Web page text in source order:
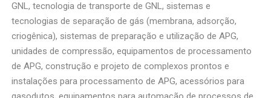
GNL, tecnologia de transporte de GNL, sistemas e
tecnologias de separação de gás (membrana, adsorção,
criogênica), sistemas de preparação e utilização de APG,
unidades de compressão, equipamentos de processamento
de APG, construção e projeto de complexos prontos e
instalações para processamento de APG, acessórios para